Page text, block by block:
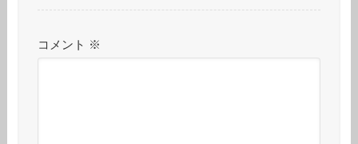
コメント ※